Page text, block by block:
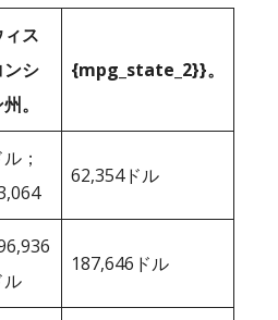
ィス
ンシ
。
{mpg_state_2}}。
ル；
62,354ドル
ル
187,646ドル